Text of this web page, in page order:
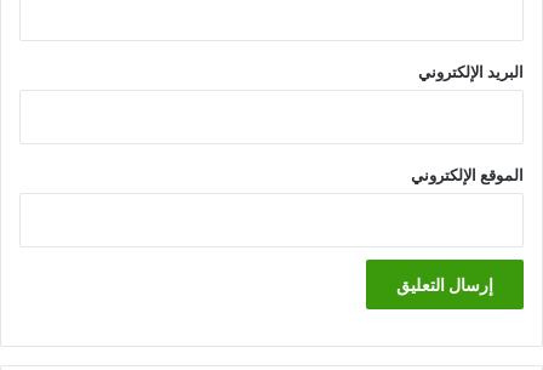
البريد الإلكتروني
الموقع الإلكتروني